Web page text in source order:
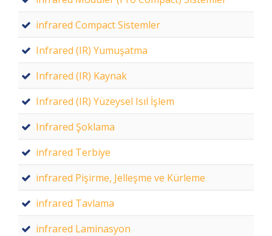
infrared Compact Sistemler
Infrared (IR) Yumuşatma
Infrared (IR) Kaynak
Infrared (IR) Yüzeysel Isıl İşlem
Infrared Şoklama
infrared Terbiye
infrared Pişirme, Jelleşme ve Kürleme
infrared Tavlama
infrared Laminasyon